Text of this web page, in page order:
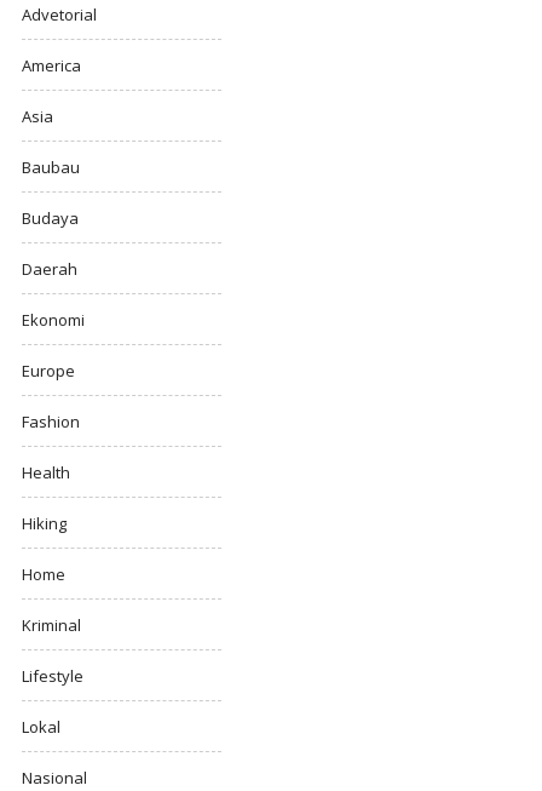
Advetorial
America
Asia
Baubau
Budaya
Daerah
Ekonomi
Europe
Fashion
Health
Hiking
Home
Kriminal
Lifestyle
Lokal
Nasional